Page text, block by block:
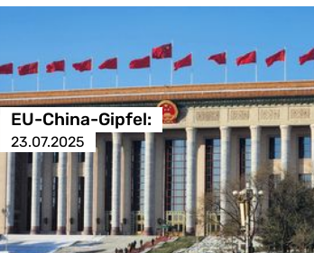
EU-China-Gipfel:
23.07.2025